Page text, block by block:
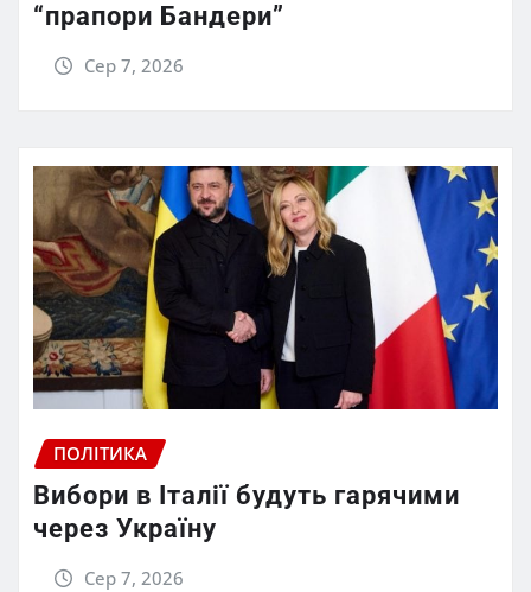
“прапори Бандери”
Сер 7, 2026
ПОЛІТИКА
Вибори в Італії будуть гарячими
через Україну
Сер 7, 2026